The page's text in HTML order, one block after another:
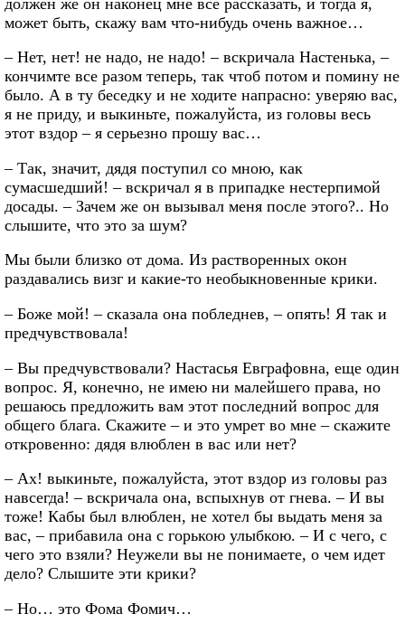
может быть, скажу вам что-нибудь очень важное…
– Нет, нет! не надо, не надо! – вскричала Настенька, –
кончимте все разом теперь, так чтоб потом и помину не
было. А в ту беседку и не ходите напрасно: уверяю вас,
я не приду, и выкиньте, пожалуйста, из головы весь
этот вздор – я серьезно прошу вас…
– Так, значит, дядя поступил со мною, как
сумасшедший! – вскричал я в припадке нестерпимой
досады. – Зачем же он вызывал меня после этого?.. Но
слышите, что это за шум?
Мы были близко от дома. Из растворенных окон
раздавались визг и какие-то необыкновенные крики.
– Боже мой! – сказала она побледнев, – опять! Я так и
предчувствовала!
– Вы предчувствовали? Настасья Евграфовна, еще один
вопрос. Я, конечно, не имею ни малейшего права, но
решаюсь предложить вам этот последний вопрос для
общего блага. Скажите – и это умрет во мне – скажите
откровенно: дядя влюблен в вас или нет?
– Ах! выкиньте, пожалуйста, этот вздор из головы раз
навсегда! – вскричала она, вспыхнув от гнева. – И вы
тоже! Кабы был влюблен, не хотел бы выдать меня за
вас, – прибавила она с горькою улыбкою. – И с чего, с
чего это взяли? Неужели вы не понимаете, о чем идет
дело? Слышите эти крики?
– Но… это Фома Фомич…